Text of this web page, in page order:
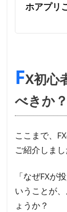
ホアプリ
FX初心
べきか？
ここまで、
ご紹介しまし
「なぜFXが
いうことが
ょうか？